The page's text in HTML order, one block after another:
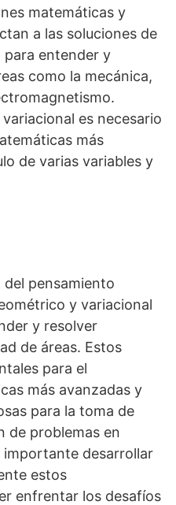
matemáticas y
a las soluciones de
para entender y
como la mecánica,
es necesario
más
de varias variables y
del pensamiento
y variacional
y resolver
de áreas. Estos
para el
más avanzadas y
para la toma de
de problemas en
importante desarrollar
estos
enfrentar los desafíos